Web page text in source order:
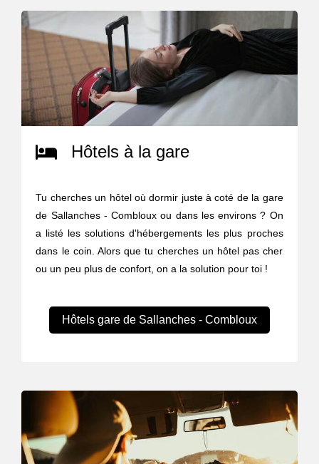
Hôtels à la gare
Tu cherches un hôtel où dormir juste à coté de la gare
de Sallanches - Combloux ou dans les environs ? On
a listé les solutions d'hébergements les plus proches
dans le coin. Alors que tu cherches un hôtel pas cher
ou un peu plus de confort, on a la solution pour toi !
Hôtels gare de Sallanches - Combloux